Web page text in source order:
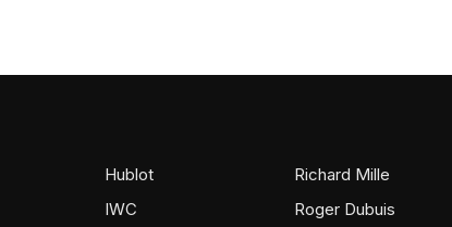
Hublot
IWC
Richard Mille
Roger Dubuis